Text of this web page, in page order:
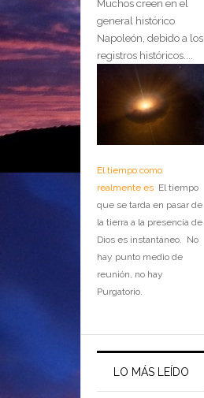
Muchos creen en el
general histórico
Napoleón, debido a los
registros históricos....
El tiempo como
realmente es El tiempo
que se tarda en pasar de
la tierra a la presencia de
Dios es instantáneo. No
hay punto medio de
reunión, no hay
Purgatorio.
LO MÁS LEÍDO